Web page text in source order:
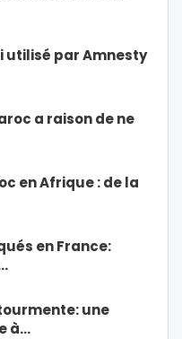
utilisé par Amnesty
a raison de ne
en Afrique : de la
en France:
une
à…